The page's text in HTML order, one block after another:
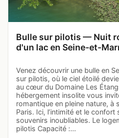
Bulle sur pilotis — Nuit
d'un lac en Seine-et-
Venez découvrir une bulle en
sur pilotis, où le ciel étoilé
au cœur du Domaine Les
hébergement insolite vous
romantique en pleine nature, à
Paris. Ici, l’intimité et le
souvenirs inoubliables. Le
pilotis Capacité :…